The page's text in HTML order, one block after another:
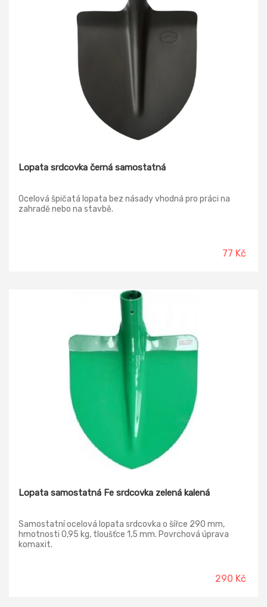
Lopata srdcovka černá samostatná
Ocelová špičatá lopata bez násady vhodná pro práci na
zahradě nebo na stavbě.
77 Kč
Lopata samostatná Fe srdcovka zelená kalená
Samostatní ocelová lopata srdcovka o šířce 290 mm,
hmotnosti 0,95 kg, tloušťce 1,5 mm. Povrchová úprava
komaxit.
290 Kč